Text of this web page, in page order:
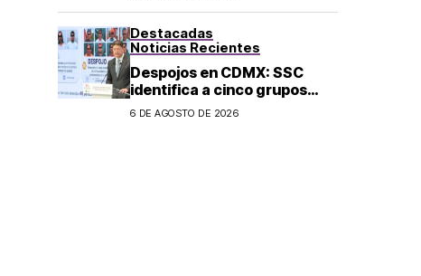
Destacadas
Noticias Recientes
Despojos en CDMX: SSC
identifica a cinco grupos
criminales vinculados a este
6 DE AGOSTO DE 2026